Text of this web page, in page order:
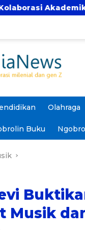
Lewat Program
Olahraga
Buku
Musik